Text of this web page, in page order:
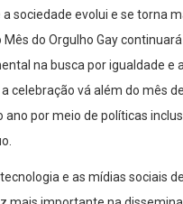
sociedade evolui e se torna
Mês do Orgulho Gay
na busca por igualdade e
celebração vá além do mês
ano por meio de políticas
e as mídias sociais